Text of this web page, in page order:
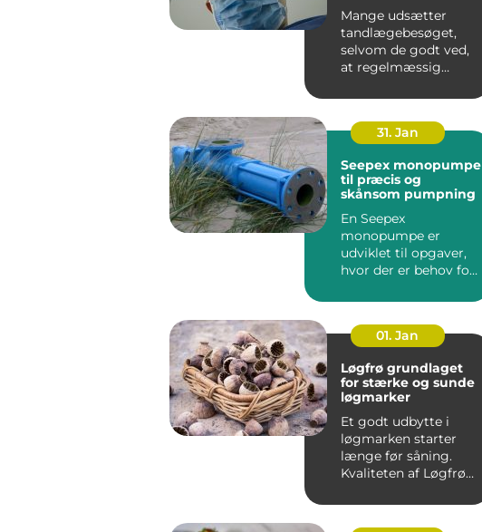
Mange udsætter
tandlægebesøget,
selvom de godt ved,
at regelmæssig
Nogle gør de...
31. Jan
Seepex monopumpe
til præcis og
skånsom pumpning
En Seepex
monopumpe er
udviklet til opgaver,
hvor der er behov for
skånsom håndterin...
01. Jan
Løgfrø grundlaget
for stærke og sunde
løgmarker
Et godt udbytte i
løgmarken starter
længe før såning.
Kvaliteten af Løgfrø
planter...